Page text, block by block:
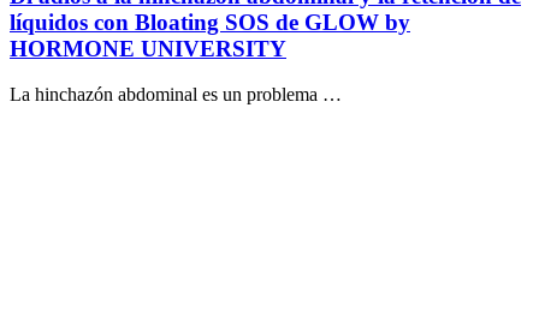
líquidos con Bloating SOS de GLOW by
HORMONE UNIVERSITY
La hinchazón abdominal es un problema …